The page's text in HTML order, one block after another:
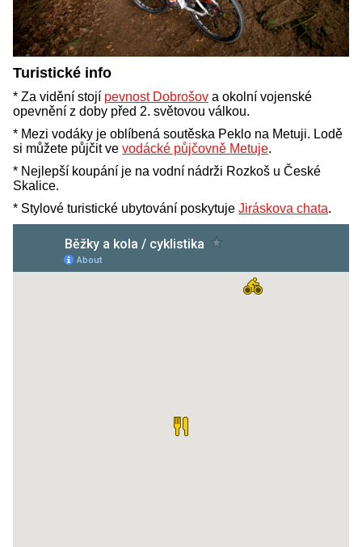
Turistické info
* Za vidění stojí pevnost Dobrošov a okolní vojenské
opevnění z doby před 2. světovou válkou.
* Mezi vodáky je oblíbená soutěska Peklo na Metuji. Lodě
si můžete půjčit ve vodácké půjčovně Metuje.
* Nejlepší koupání je na vodní nádrži Rozkoš u České
Skalice.
* Stylové turistické ubytování poskytuje Jiráskova chata.